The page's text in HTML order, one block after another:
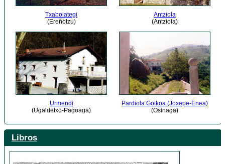
Txabolategi
(Ereñotzu)
Antziola
(Antziola)
Urmendi
(Ugaldetxo-Pagoaga)
Pardiola Goikoa (Joxepe-Enea)
(Osinaga)
Libros